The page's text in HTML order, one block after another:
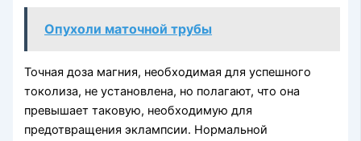
Опухоли маточной трубы
Точная доза магния, необходимая для успешного
токолиза, не установлена, но полагают, что она
превышает таковую, необходимую для
предотвращения эклампсии. Нормальной